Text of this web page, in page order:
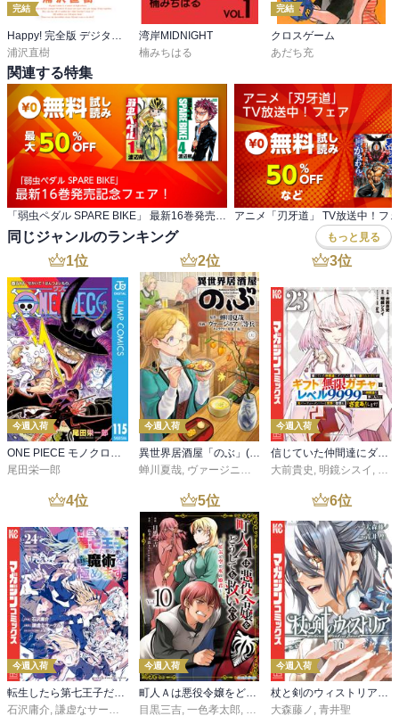
完結
浦沢直樹
湾岸MIDNIGHT
楠みちはる
完結
クロスゲーム
あだち充
関連する特集
アニメ「刃牙道」 TV放送中！フ
同じジャンルのランキング もっと見る
1位
今週入荷
ONE PIECE モノクロ版 115
尾田栄一郎
2位
今週入荷
異世界居酒屋「のぶ」(22)
蝉川夏哉, ヴァージニア二等兵 ,転
3位
今週入荷
信じていた仲間達にダンジョン奥地で殺されかけたがギフト『無限ガチャ』でレベル９９９９の仲間達を手に入れて元パーティーメンバーと世界に復讐＆『ざまぁ！』します！（２３）
大前貴史 , 明鏡シスイ , ｔ
4位
今週入荷
転生したら第七王子だったので、気ままに魔術を極めます（２４）
石沢庸介, 謙虚なサークル メル。
5位
今週入荷
町人Ａは悪役令嬢をどうしても救いたい ～どぶと空と氷の姫君～１０【電子書店共通特典イラスト付】
目黒三吉, 一色孝太郎, Parum
6位
今週入荷
杖と剣のウィストリア（１６）
大森藤ノ , 青井聖